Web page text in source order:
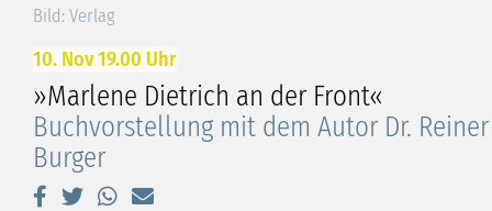
Bild: Verlag
10. Nov 19.00 Uhr
»Marlene Dietrich an der Front«
Buchvorstellung mit dem Autor Dr. Reiner
Burger